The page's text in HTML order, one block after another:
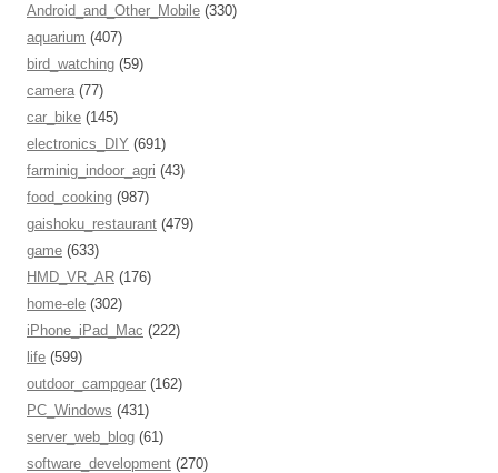
Android_and_Other_Mobile (330)
aquarium (407)
bird_watching (59)
camera (77)
car_bike (145)
electronics_DIY (691)
farminig_indoor_agri (43)
food_cooking (987)
gaishoku_restaurant (479)
game (633)
HMD_VR_AR (176)
home-ele (302)
iPhone_iPad_Mac (222)
life (599)
outdoor_campgear (162)
PC_Windows (431)
server_web_blog (61)
software_development (270)